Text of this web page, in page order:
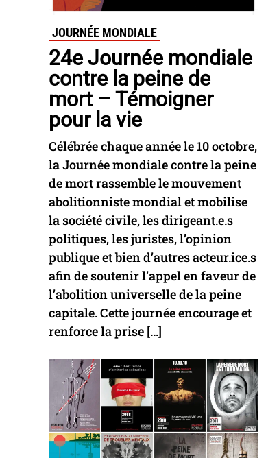
JOURNÉE MONDIALE
24e Journée mondiale
contre la peine de
mort – Témoigner
pour la vie
Célébrée chaque année le 10 octobre,
la Journée mondiale contre la peine
de mort rassemble le mouvement
abolitionniste mondial et mobilise
la société civile, les dirigeant.e.s
politiques, les juristes, l’opinion
publique et bien d’autres acteur.ice.s
afin de soutenir l’appel en faveur de
l’abolition universelle de la peine
capitale. Cette journée encourage et
renforce la prise […]